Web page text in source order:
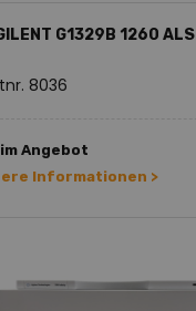
G1329B 1260 ALS
8036
Angebot
Informationen >